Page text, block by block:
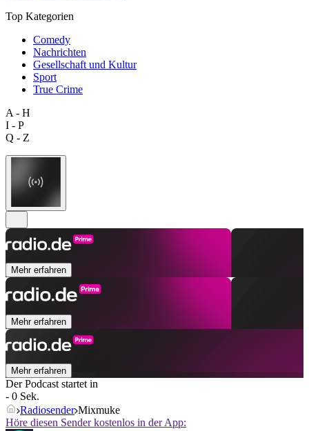
Top Kategorien
Comedy
Nachrichten
Gesellschaft und Kultur
Sport
True Crime
A - H
I - P
Q - Z
Mehr erfahren
Mehr erfahren
Mehr erfahren
Der Podcast startet in
- 0 Sek.
Radiosender Mixmuke
Höre diesen Sender kostenlos in der App: